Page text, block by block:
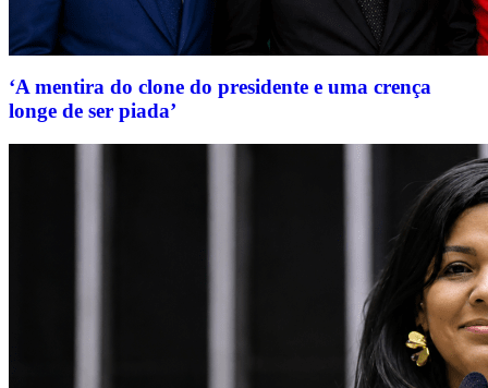
‘A mentira do clone do presidente e uma crença
longe de ser piada’